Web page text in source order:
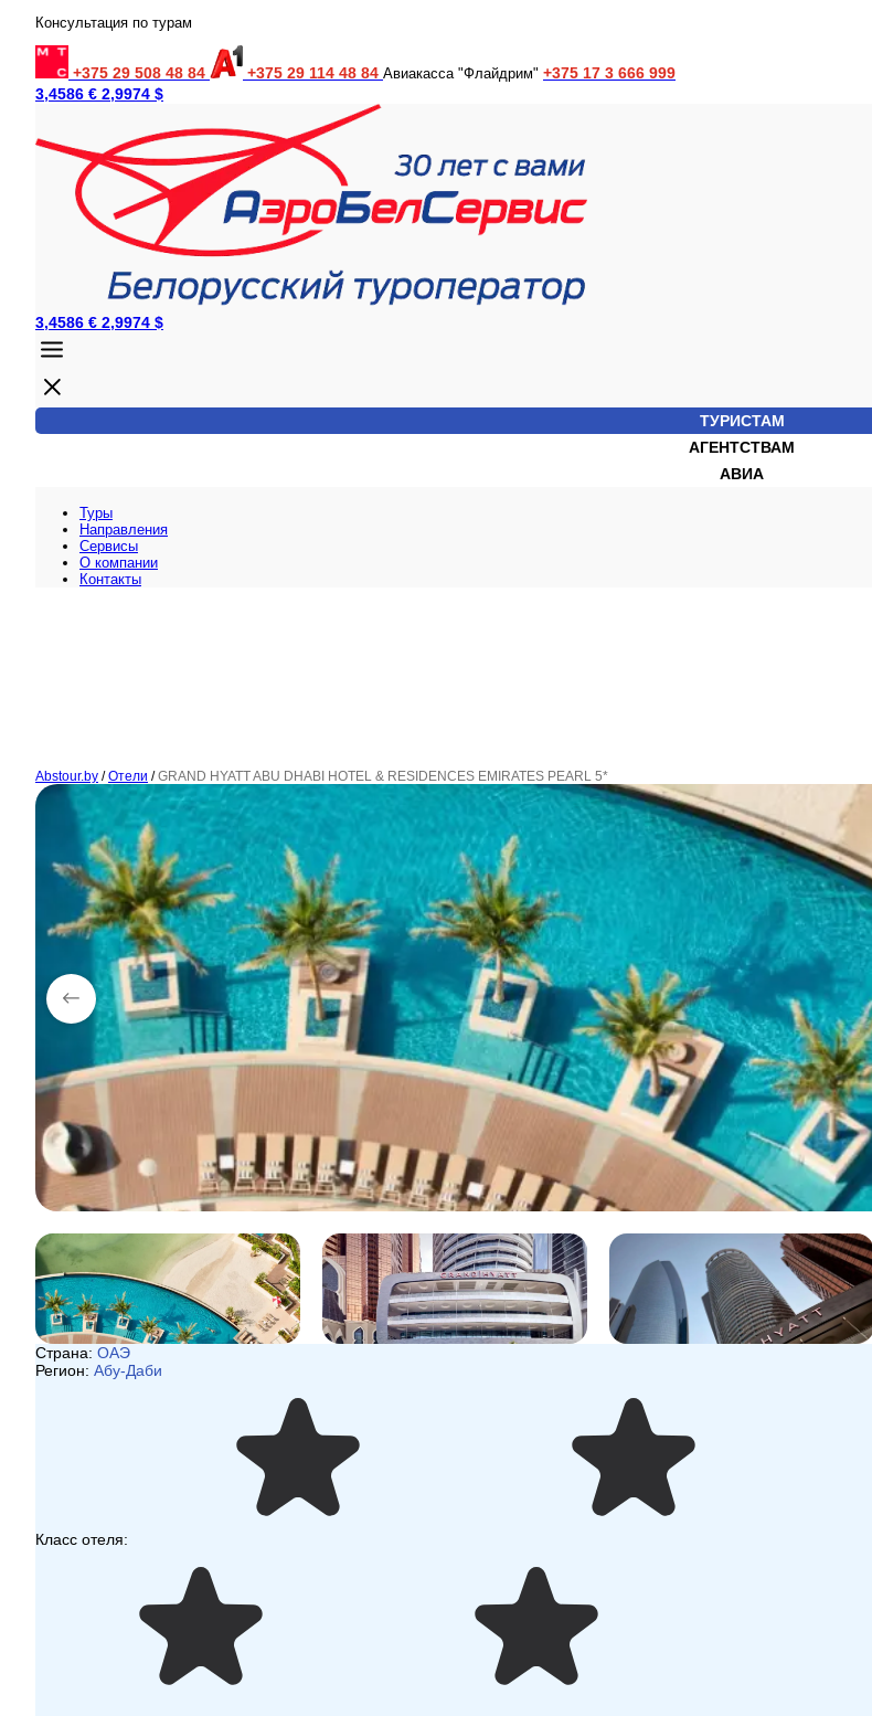
Консультация по турам
+375 29 508 48 84 +375 29 114 48 84 Авиакасса "Флайдрим" +375 17 3 666 999
3,4586 € 2,9974 $
3,4586 € 2,9974 $
ТУРИСТАМ
АГЕНТСТВАМ
АВИА
Туры
Направления
Сервисы
O компании
Контакты
Abstour.by / Отели / GRAND HYATT ABU DHABI HOTEL & RESIDENCES EMIRATES PEARL 5*
Страна: ОАЭ
Регион: Абу-Даби
Класс отеля: